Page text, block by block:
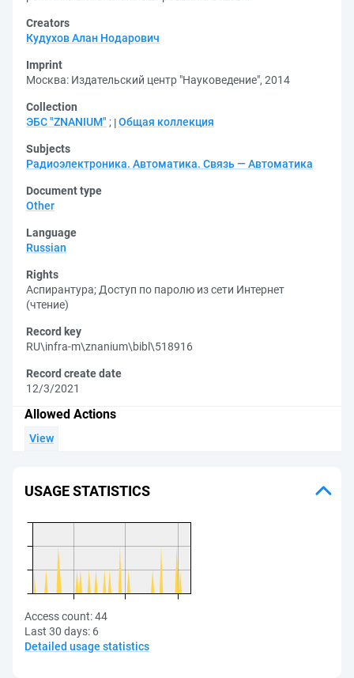
Creators
Кудухов Алан Нодарович
Imprint
Москва: Издательский центр "Науковедение", 2014
Collection
ЭБС "ZNANIUM" ; Общая коллекция
Subjects
Радиоэлектроника. Автоматика. Связь — Автоматика
Document type
Other
Language
Russian
Rights
Аспирантура; Доступ по паролю из сети Интернет
(чтение)
Record key
RU\infra-m\znanium\bibl\518916
Record create date
12/3/2021
Allowed Actions
View
USAGE STATISTICS
Access count:44
Last 30 days: 6
Detailed usage statistics